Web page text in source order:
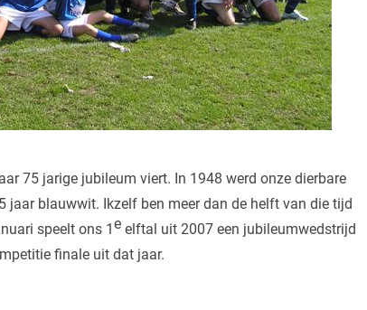
75 jarige jubileum viert. In 1948 werd onze dierbare
jaar blauwwit. Ikzelf ben meer dan de helft van die tijd
speelt ons 1e elftal uit 2007 een jubileumwedstrijd
finale uit dat jaar.